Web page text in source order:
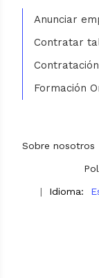
Anunciar
Contratar
Formación
Sobre nosotros
| Idioma: